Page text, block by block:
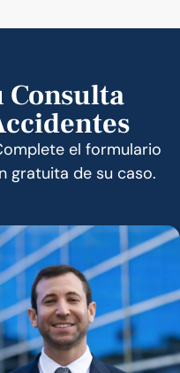
Consulta
el formulario
gratuita de su caso.